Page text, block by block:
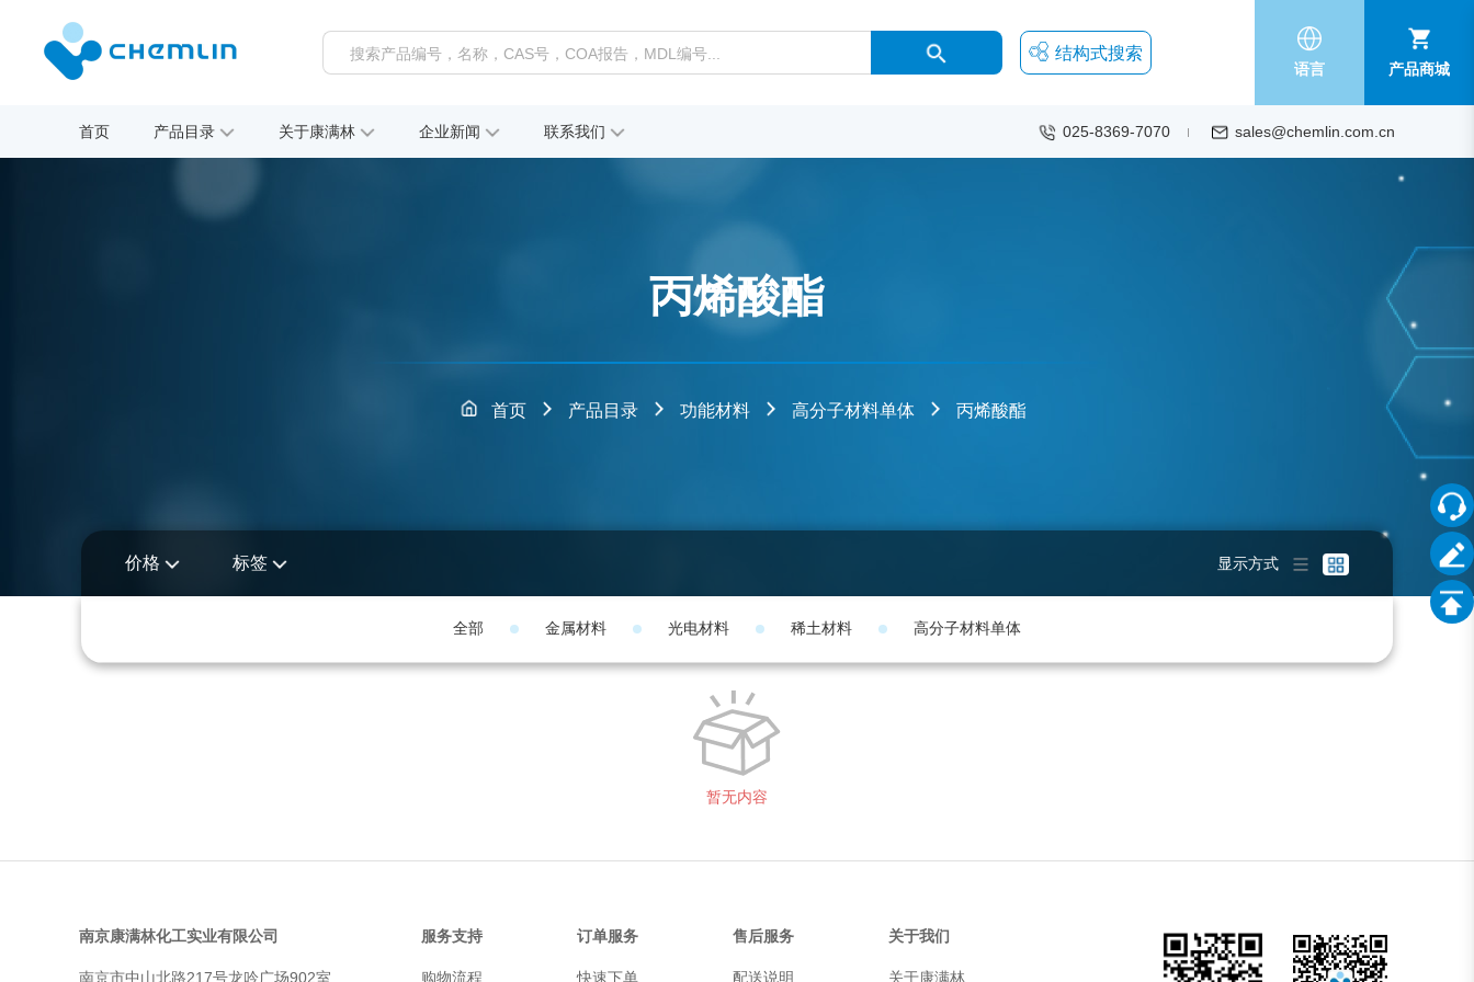
结构式搜索
语言 产品商城
首页 产品目录 关于康满林 企业新闻 联系我们 025-8369-7070 sales@chemlin.com.cn
丙烯酸酯
首页 产品目录 功能材料 高分子材料单体 丙烯酸酯
价格 标签 显示方式
全部 金属材料 光电材料 稀土材料 高分子材料单体
暂无内容
南京康满林化工实业有限公司
南京市中山北路217号龙吟广场902室
服务支持
购物流程
订单服务
快速下单
售后服务
配送说明
关于我们
关于康满林